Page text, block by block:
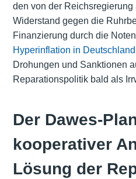
den von der
Widerstand gegen die
Finanzierung durch die
Hyperinflation in Deutschland
Drohungen und Sanktionen
Reparationspolitik bald als
Der Dawes-
kooperativer
Lösung der